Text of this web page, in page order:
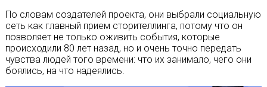
По словам создателей проекта, они выбрали социальную
сеть как главный прием сторителлинга, потому что он
позволяет не только оживить события, которые
происходили 80 лет назад, но и очень точно передать
чувства людей того времени: что их занимало, чего они
боялись, на что надеялись.